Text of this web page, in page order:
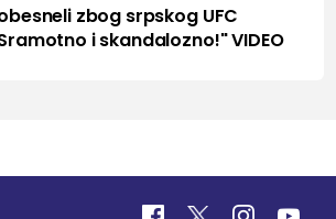
zbog srpskog UFC
i skandalozno!" VIDEO